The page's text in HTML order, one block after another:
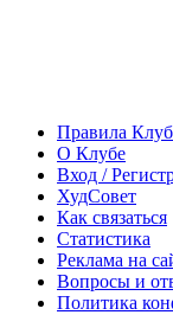
Правила
О Клубе
Вход /
ХудСовет
Как связаться
Статистика
Реклама на
Вопросы и
Политика